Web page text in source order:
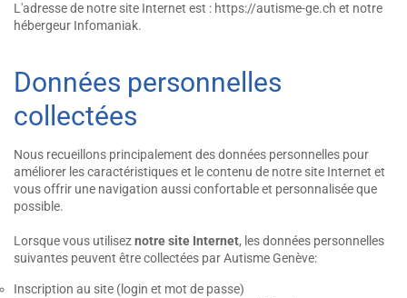
L'adresse de notre site Internet est : https://autisme-ge.ch et notre
hébergeur Infomaniak.
Données personnelles
collectées
Nous recueillons principalement des données personnelles pour
améliorer les caractéristiques et le contenu de notre site Internet et
vous offrir une navigation aussi confortable et personnalisée que
possible.
Lorsque vous utiliseznotre site Internet, les données personnelles
suivantes peuvent être collectées par Autisme Genève:
Inscription au site (login et mot de passe)